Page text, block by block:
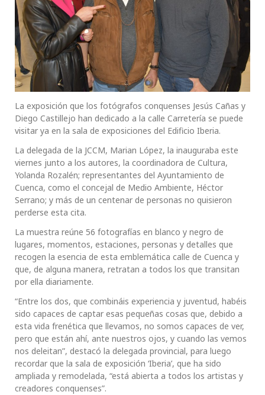
La exposición que los fotógrafos conquenses Jesús Cañas y
Diego Castillejo han dedicado a la calle Carretería se puede
visitar ya en la sala de exposiciones del Edificio Iberia.
La delegada de la JCCM, Marian López, la inauguraba este
viernes junto a los autores, la coordinadora de Cultura,
Yolanda Rozalén; representantes del Ayuntamiento de
Cuenca, como el concejal de Medio Ambiente, Héctor
Serrano; y más de un centenar de personas no quisieron
perderse esta cita.
La muestra reúne 56 fotografías en blanco y negro de
lugares, momentos, estaciones, personas y detalles que
recogen la esencia de esta emblemática calle de Cuenca y
que, de alguna manera, retratan a todos los que transitan
por ella diariamente.
“Entre los dos, que combináis experiencia y juventud, habéis
sido capaces de captar esas pequeñas cosas que, debido a
esta vida frenética que llevamos, no somos capaces de ver,
pero que están ahí, ante nuestros ojos, y cuando las vemos
nos deleitan”, destacó la delegada provincial, para luego
recordar que la sala de exposición ‘Iberia’, que ha sido
ampliada y remodelada, “está abierta a todos los artistas y
creadores conquenses”.